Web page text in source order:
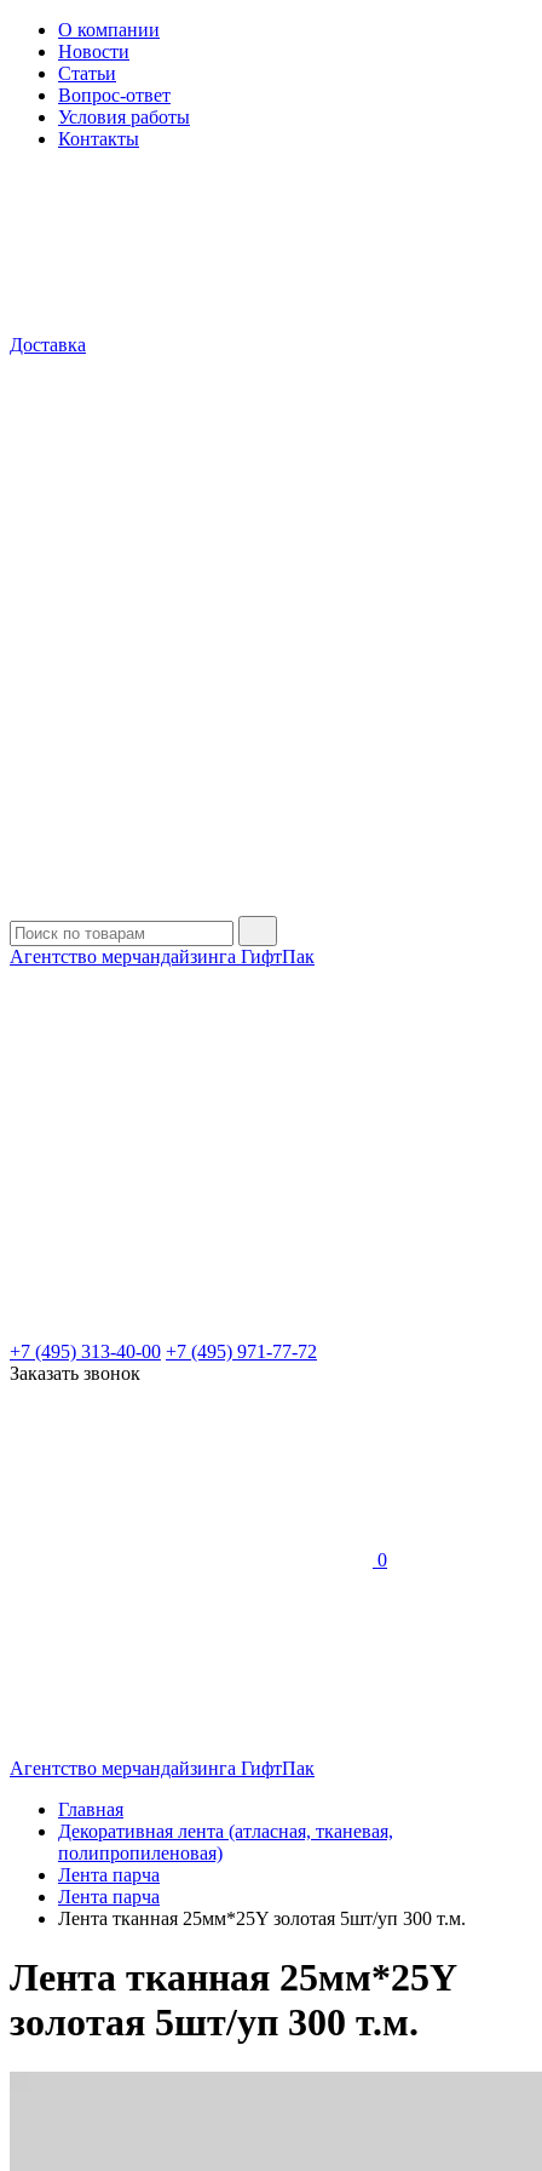
О компании
Новости
Статьи
Вопрос-ответ
Условия работы
Контакты
Доставка
Агентство мерчандайзинга ГифтПак
+7 (495) 313-40-00 +7 (495) 971-77-72
Заказать звонок
0
Агентство мерчандайзинга ГифтПак
Главная
Декоративная лента (атласная, тканевая,
полипропиленовая)
Лента парча
Лента парча
Лента тканная 25мм*25Y золотая 5шт/уп 300 т.м.
Лента тканная 25мм*25Y
золотая 5шт/уп 300 т.м.